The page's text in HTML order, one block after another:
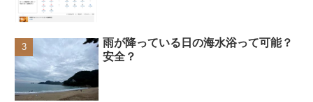
雨が降っている日の海水浴って可能？
安全？